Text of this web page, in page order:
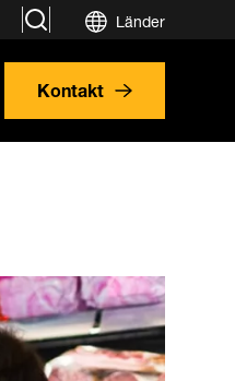
search Länder
Kontakt